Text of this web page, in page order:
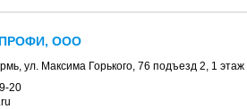
ООО
, ул. Максима Горького, 76 подъезд 2, 1
20